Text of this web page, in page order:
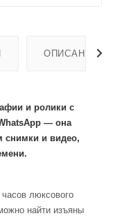
ОПИСАНИЕ
и ролики с
— она
снимки и видео,
люксового
найти изъяны